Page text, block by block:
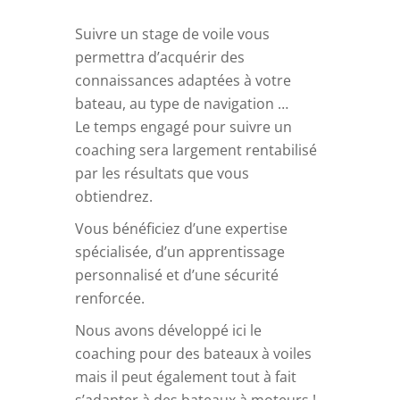
Suivre un stage de voile vous
permettra d’acquérir des
connaissances adaptées à votre
bateau, au type de navigation …
Le temps engagé pour suivre un
coaching sera largement rentabilisé
par les résultats que vous
obtiendrez.
Vous bénéficiez d’une expertise
spécialisée, d’un apprentissage
personnalisé et d’une sécurité
renforcée.
Nous avons développé ici le
coaching pour des bateaux à voiles
mais il peut également tout à fait